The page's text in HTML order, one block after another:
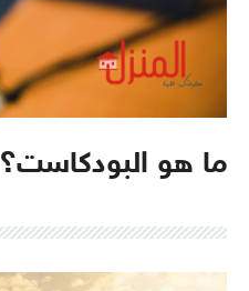
ما هو البودكاست؟